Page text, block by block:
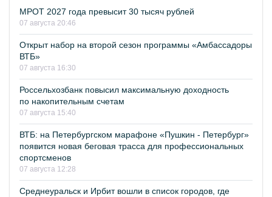
МРОТ 2027 года превысит 30 тысяч рублей
07 августа 20:46
Открыт набор на второй сезон программы «Амбассадоры
ВТБ»
07 августа 16:30
Россельхозбанк повысил максимальную доходность
по накопительным счетам
07 августа 15:40
ВТБ: на Петербургском марафоне «Пушкин - Петербург»
появится новая беговая трасса для профессиональных
спортсменов
07 августа 12:28
Среднеуральск и Ирбит вошли в список городов, где